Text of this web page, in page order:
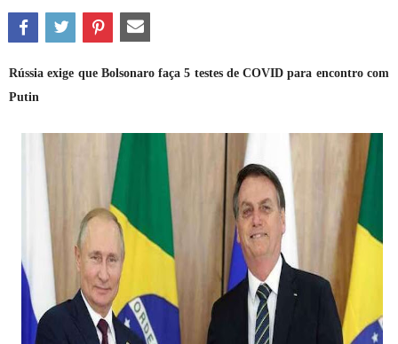
Rússia exige que Bolsonaro faça 5 testes de COVID para encontro com
Putin